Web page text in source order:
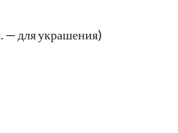
— для украшения)